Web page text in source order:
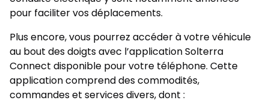
pour faciliter vos déplacements.
Plus encore, vous pourrez accéder à votre véhicule
au bout des doigts avec l’application Solterra
Connect disponible pour votre téléphone. Cette
application comprend des commodités,
commandes et services divers, dont :